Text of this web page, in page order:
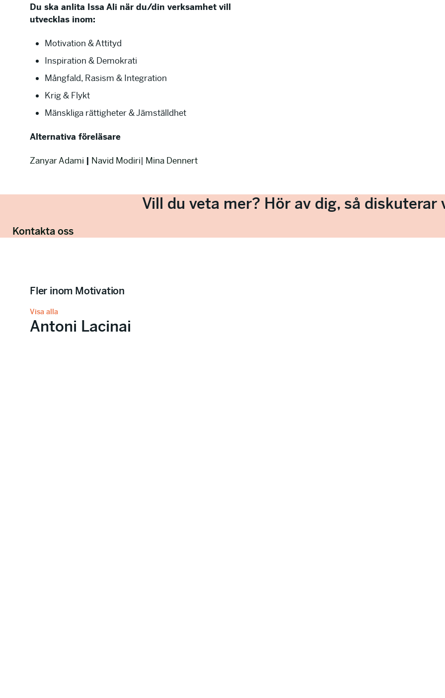
Du ska anlita Issa Ali när du/din verksamhet vill
utvecklas inom:
Motivation & Attityd
Inspiration & Demokrati
Mångfald, Rasism & Integration
Krig & Flykt
Mänskliga rättigheter & Jämställdhet
Alternativa föreläsare
Zanyar Adami | Navid Modiri| Mina Dennert
Vill du veta mer? Hör av dig, så diskuterar
Kontakta oss
Fler inom Motivation
Visa alla
Antoni Lacinai